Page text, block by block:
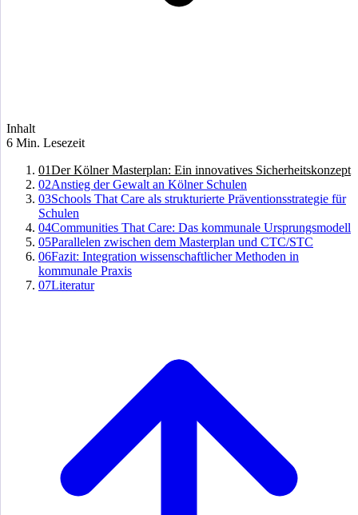
Inhalt
6 Min. Lesezeit
01Der Kölner Masterplan: Ein innovatives Sicherheitskonzept
02Anstieg der Gewalt an Kölner Schulen
03Schools That Care als strukturierte Präventionsstrategie für
Schulen
04Communities That Care: Das kommunale Ursprungsmodell
05Parallelen zwischen dem Masterplan und CTC/STC
06Fazit: Integration wissenschaftlicher Methoden in
kommunale Praxis
07Literatur